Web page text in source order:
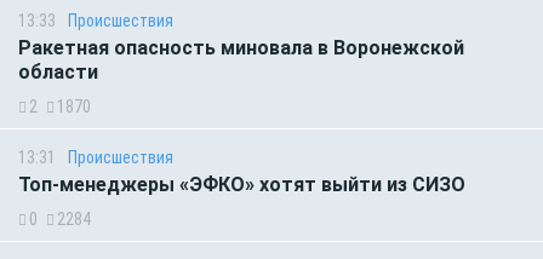
13:33 Происшествия
Ракетная опасность миновала в Воронежской
области
2 1870
13:31 Происшествия
Топ-менеджеры «ЭФКО» хотят выйти из СИЗО
0 2284